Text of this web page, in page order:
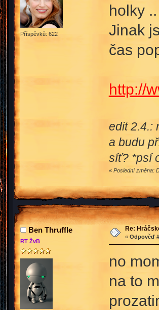
Příspěvků: 622
holky
Jinak
čas
http://
edit 2.4.:
a budu
síť? *psí
« Poslední změna:
Ben Thruffle
RT ŽvB
Re:
« Odpověď
no
na to